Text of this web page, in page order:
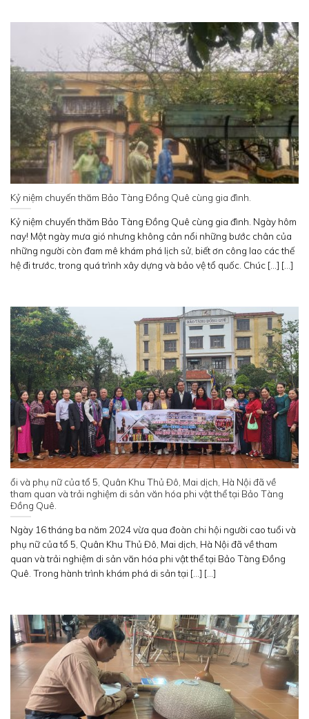
Kỷ niệm chuyến thăm Bảo Tàng Đồng Quê cùng gia đình.
Kỷ niệm chuyến thăm Bảo Tàng Đồng Quê cùng gia đình. Ngày hôm
nay! Một ngày mưa gió nhưng không cản nổi những bước chân của
những người còn đam mê khám phá lịch sử, biết ơn công lao các thế
hệ đi trước, trong quá trình xây dựng và bảo vệ tổ quốc. Chúc [...] [...]
ổi và phụ nữ của tổ 5, Quân Khu Thủ Đô, Mai dịch, Hà Nội đã về
tham quan và trải nghiệm di sản văn hóa phi vật thể tại Bảo Tàng
Đồng Quê.
Ngày 16 tháng ba năm 2024 vừa qua đoàn chi hội người cao tuổi và
phụ nữ của tổ 5, Quân Khu Thủ Đô, Mai dịch, Hà Nội đã về tham
quan và trải nghiệm di sản văn hóa phi vật thể tại Bảo Tàng Đồng
Quê. Trong hành trình khám phá di sản tại [...] [...]